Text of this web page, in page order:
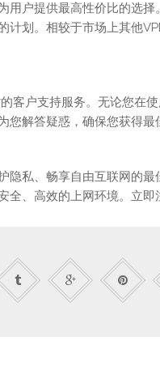
用户提供最高性价比的选
计划。相较于市场上其他
客户支持服务。无论您在
您解答疑惑，确保您获得最
隐私、畅享自由互联网的
全、高效的上网环境。立